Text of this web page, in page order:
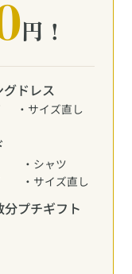
円！
ドレス
サイズ直し
シャツ
サイズ直し
プチギフト